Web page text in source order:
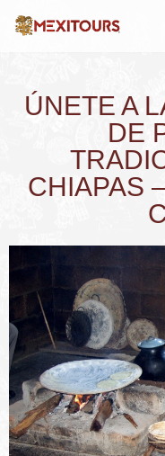
contenido
ÚNETE A
DE
CHIAPAS